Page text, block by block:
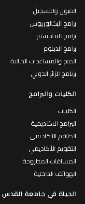
القبول والتسجيل
برامج البكالوريوس
برامج الماجستير
برامج الدبلوم
المنح والمساعدات المالية
برنامج الزائر الدولي
الكليات والبرامج
الكليات
البرامج الاكاديمية
الطاقم الاكاديمي
التقويم الأكاديمي
المساقات المطروحة
الهواتف الداخلية
الحياة في جامعة القدس